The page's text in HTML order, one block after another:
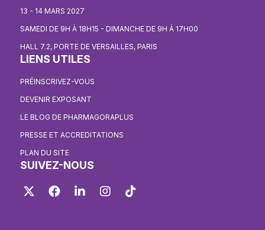
13 - 14 MARS 2027
SAMEDI DE 9H À 18H15 - DIMANCHE DE 9H À 17H00
HALL 7.2, PORTE DE VERSAILLES, PARIS
LIENS UTILES
PRÉINSCRIVEZ-VOUS
DEVENIR EXPOSANT
LE BLOG DE PHARMAGORAPLUS
PRESSE ET ACCREDITATIONS
PLAN DU SITE
SUIVEZ-NOUS
Twitter FacebookLinkedIn Instagram